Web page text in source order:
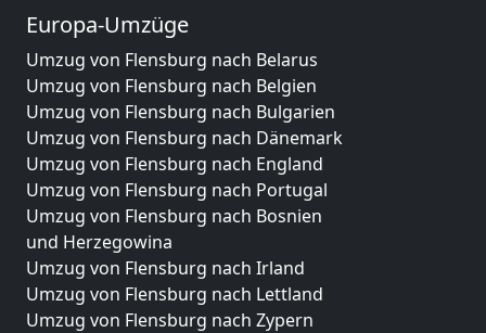
Europa-Umzüge
Umzug von Flensburg nach Belarus
Umzug von Flensburg nach Belgien
Umzug von Flensburg nach Bulgarien
Umzug von Flensburg nach Dänemark
Umzug von Flensburg nach England
Umzug von Flensburg nach Portugal
Umzug von Flensburg nach Bosnien
und Herzegowina
Umzug von Flensburg nach Irland
Umzug von Flensburg nach Lettland
Umzug von Flensburg nach Zypern